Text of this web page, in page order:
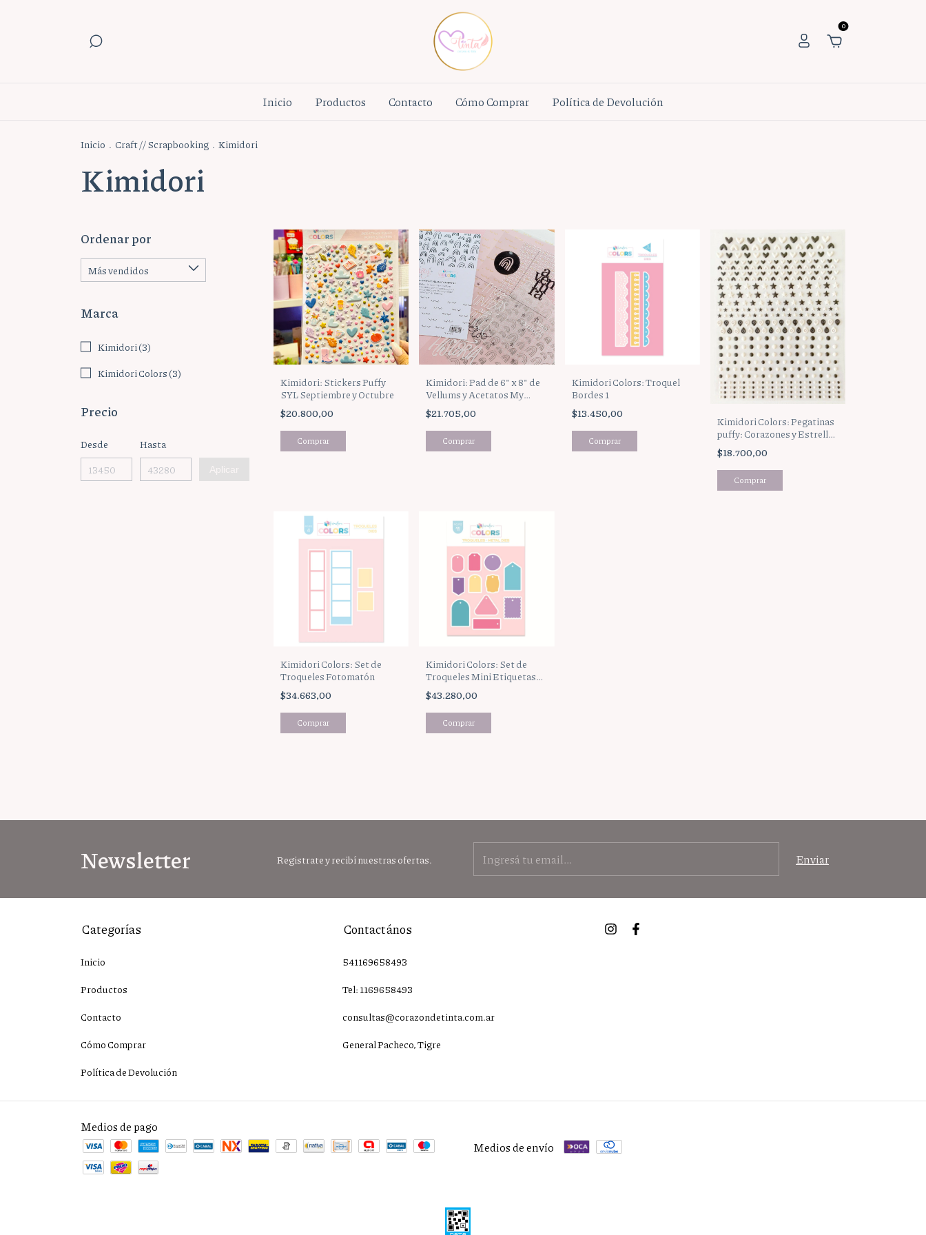
0
Inicio Productos Contacto Cómo Comprar Política de Devolución
Inicio . Craft // Scrapbooking . Kimidori
Kimidori
Ordenar por
Marca
Kimidori (3)
Kimidori Colors (3)
Precio
Desde Hasta
Aplicar
Kimidori: Stickers Puffy
SYL Septiembre y Octubre
$20.800,00
Kimidori: Pad de 6" x 8" de
Vellums y Acetatos My
Story
$21.705,00
Kimidori Colors: Troquel
Bordes 1
$13.450,00
Kimidori Colors: Pegatinas
puffy: Corazones y Estrellas
Blanco y Negro
$18.700,00
Kimidori Colors: Set de
Troqueles Fotomatón
$34.663,00
Kimidori Colors: Set de
Troqueles Mini Etiquetas
variadas
$43.280,00
Newsletter Registrate y recibí nuestras ofertas.
Categorías
Inicio
Productos
Contacto
Cómo Comprar
Política de Devolución
Contactános
541169658493
Tel: 1169658493
consultas@corazondetinta.com.ar
General Pacheco, Tigre
Medios de pago
Medios de envío